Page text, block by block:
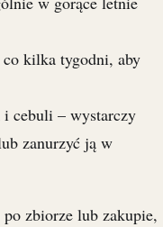
co kilka tygodni, aby
i cebuli – wystarczy
zanurzyć ją w
zbiorze lub zakupie,